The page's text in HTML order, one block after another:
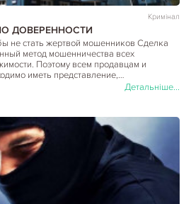
Кримінал
ДОВЕРЕННОСТИ
не стать жертвой мошенников Сделка
метод мошенничества всех
Поэтому всем продавцам и
иметь представление,…
Детальніше...